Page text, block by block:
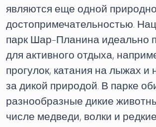
являются еще одной
достопримечательностью.
парк Шар-Планина идеально
для активного отдыха,
прогулок, катания на лыжах и
за дикой природой. В парке
разнообразные дикие
числе медведи, волки и